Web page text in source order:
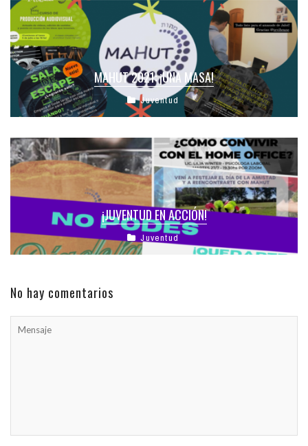
MAHUT 2021: ¡UNA MASA!
Juventud
¡JUVENTUD EN ACCIÓN!
Juventud
No hay comentarios